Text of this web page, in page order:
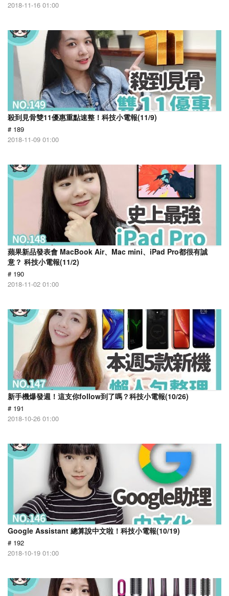
2018-11-16 01:00
殺到見骨雙11優惠重點速整！科技小電報(11/9)
# 189
2018-11-09 01:00
蘋果新品發表會 MacBook Air、Mac mini、iPad Pro都很有誠
意？ 科技小電報(11/2)
# 190
2018-11-02 01:00
新手機爆發週！這支你follow到了嗎？科技小電報(10/26)
# 191
2018-10-26 01:00
Google Assistant 總算說中文啦！科技小電報(10/19)
# 192
2018-10-19 01:00